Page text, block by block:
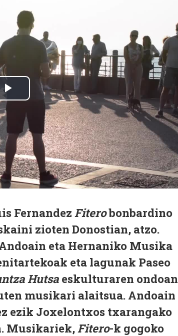
Fernandez Fiterobonbardino
zioten Donostian, atzo.
eta Hernaniko Musika
eta lagunak Paseo
Hutsa eskulturaren ondoan
musikari alaitsua. Andoain
ezik Joxelontxos txarangako
Musikariek,Fitero-k gogoko